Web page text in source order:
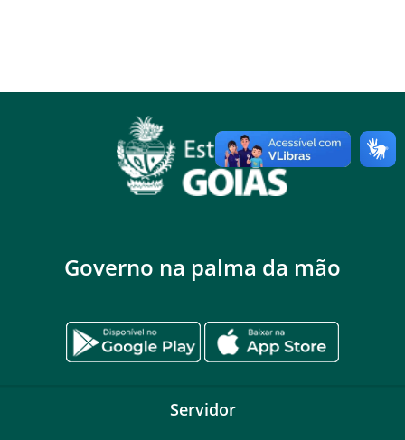
Governo na palma da mão
Servidor